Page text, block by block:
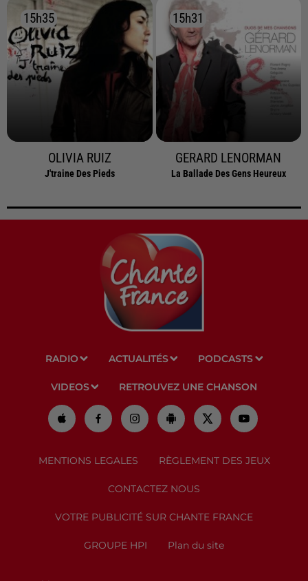
15h35
15h35
OLIVIA RUIZ
J'traine Des Pieds
15h31
15h31
GERARD LENORMAN
La Ballade Des Gens Heureux
RADIO ACTUALITÉS PODCASTS
VIDEOS RETROUVEZ UNE CHANSON
MENTIONS LEGALES RÈGLEMENT DES JEUX
CONTACTEZ NOUS
VOTRE PUBLICITÉ SUR CHANTE FRANCE
GROUPE HPI Plan du site